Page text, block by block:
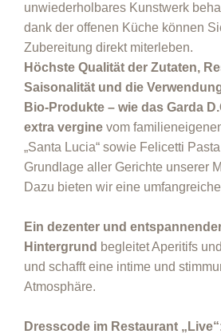
unwiederholbares Kunstwerk
dank der offenen Küche können
Zubereitung direkt miterleben.
Höchste Qualität der Zutaten,
Saisonalität und die
Bio-Produkte – wie das Garda
extra vergine vom
„Santa Lucia“ sowie Felicetti
Grundlage aller Gerichte unserer
Dazu bieten wir eine
Ein dezenter und
Hintergrund begleitet Aperitifs
und schafft eine intime und
Atmosphäre.
Dresscode im Restaurant